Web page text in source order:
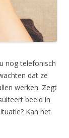
nog telefonisch
dat ze
werken. Zegt
beeld in
Kan het